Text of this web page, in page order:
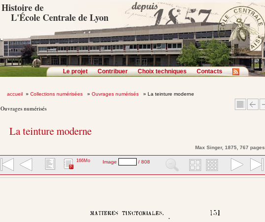
Histoire de
L'École Centrale de Lyon
Le projet Contribuer Choix techniques Contacts
accueil» Collections numérisées » Ouvrages numérisés » La teinture moderne
Ouvrages numérisés
La teinture moderne
MaxSinger, 1875, 767 pages
166Mo Image / 808